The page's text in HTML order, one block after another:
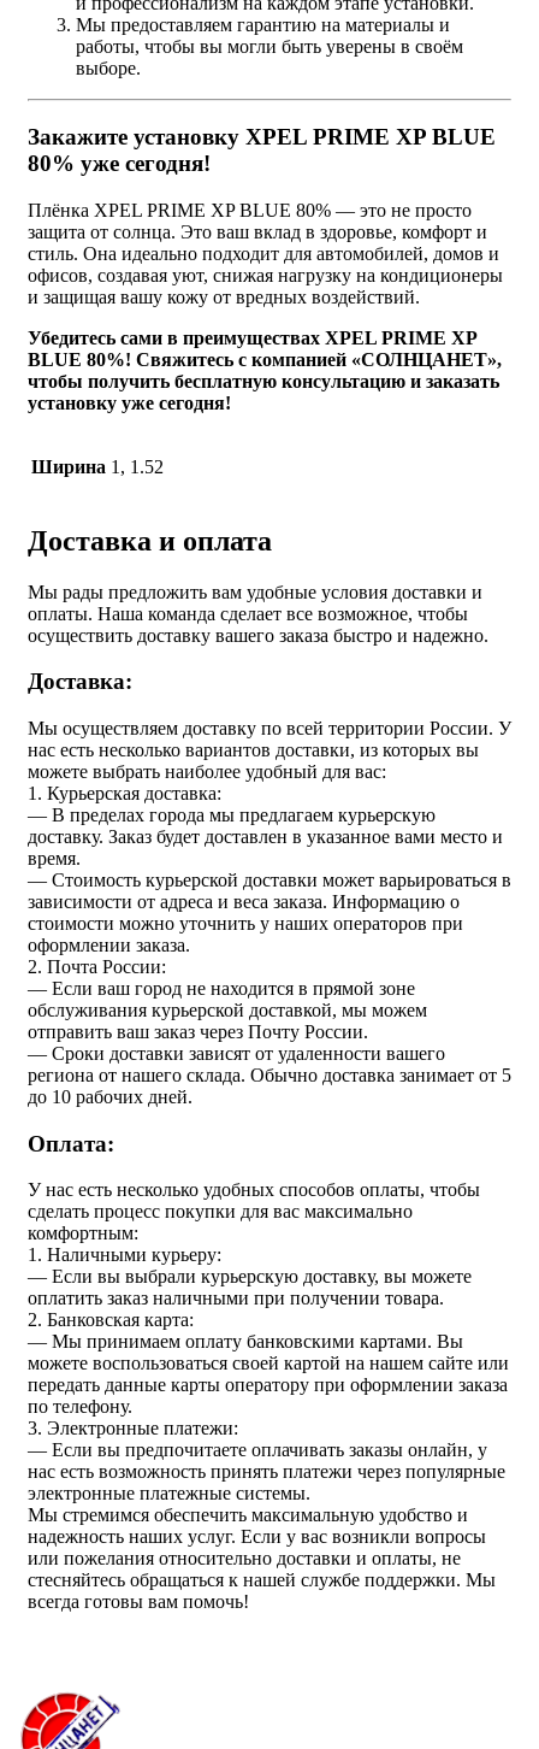
Мы предоставляем гарантию на материалы и
работы, чтобы вы могли быть уверены в своём
выборе.
Закажите установку XPEL PRIME XP BLUE
80% уже сегодня!
Плёнка XPEL PRIME XP BLUE 80% — это не просто
защита от солнца. Это ваш вклад в здоровье, комфорт и
стиль. Она идеально подходит для автомобилей, домов и
офисов, создавая уют, снижая нагрузку на кондиционеры
и защищая вашу кожу от вредных воздействий.
Убедитесь сами в преимуществах XPEL PRIME XP
BLUE 80%! Свяжитесь с компанией «СОЛНЦАНЕТ»,
чтобы получить бесплатную консультацию и заказать
установку уже сегодня!
Ширина 1, 1.52
Доставка и оплата
Мы рады предложить вам удобные условия доставки и
оплаты. Наша команда сделает все возможное, чтобы
осуществить доставку вашего заказа быстро и надежно.
Доставка:
Мы осуществляем доставку по всей территории России. У
нас есть несколько вариантов доставки, из которых вы
можете выбрать наиболее удобный для вас:
1. Курьерская доставка:
— В пределах города мы предлагаем курьерскую
доставку. Заказ будет доставлен в указанное вами место и
время.
— Стоимость курьерской доставки может варьироваться в
зависимости от адреса и веса заказа. Информацию о
стоимости можно уточнить у наших операторов при
оформлении заказа.
2. Почта России:
— Если ваш город не находится в прямой зоне
обслуживания курьерской доставкой, мы можем
отправить ваш заказ через Почту России.
— Сроки доставки зависят от удаленности вашего
региона от нашего склада. Обычно доставка занимает от 5
до 10 рабочих дней.
Оплата:
У нас есть несколько удобных способов оплаты, чтобы
сделать процесс покупки для вас максимально
комфортным:
1. Наличными курьеру:
— Если вы выбрали курьерскую доставку, вы можете
оплатить заказ наличными при получении товара.
2. Банковская карта:
— Мы принимаем оплату банковскими картами. Вы
можете воспользоваться своей картой на нашем сайте или
передать данные карты оператору при оформлении заказа
по телефону.
3. Электронные платежи:
— Если вы предпочитаете оплачивать заказы онлайн, у
нас есть возможность принять платежи через популярные
электронные платежные системы.
Мы стремимся обеспечить максимальную удобство и
надежность наших услуг. Если у вас возникли вопросы
или пожелания относительно доставки и оплаты, не
стесняйтесь обращаться к нашей службе поддержки. Мы
всегда готовы вам помочь!